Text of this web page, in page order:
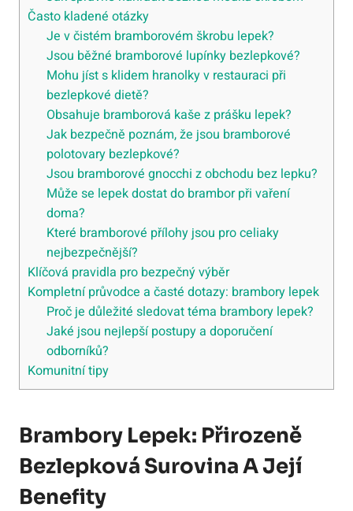
Často kladené otázky
Je v čistém bramborovém škrobu lepek?
Jsou běžné bramborové lupínky bezlepkové?
Mohu jíst s klidem hranolky v restauraci při
bezlepkové dietě?
Obsahuje bramborová kaše z prášku lepek?
Jak bezpečně poznám, že jsou bramborové
polotovary bezlepkové?
Jsou bramborové gnocchi z obchodu bez lepku?
Může se lepek dostat do brambor při vaření
doma?
Které bramborové přílohy jsou pro celiaky
nejbezpečnější?
Klíčová pravidla pro bezpečný výběr
Kompletní průvodce a časté dotazy: brambory lepek
Proč je důležité sledovat téma brambory lepek?
Jaké jsou nejlepší postupy a doporučení
odborníků?
Komunitní tipy
Brambory Lepek: Přirozeně
Bezlepková Surovina A Její
Benefity